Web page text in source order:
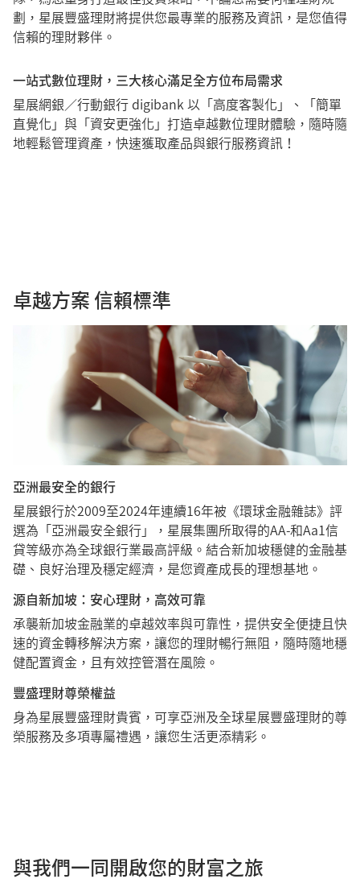
劃，星展豐盛理財將提供您最專業的服務及資訊，是您值得
信賴的理財夥伴。
一站式數位理財，三大核心滿足全方位布局需求​
星展網銀／行動銀行 digibank 以「高度客製化」、「簡單
直覺化」與「資安更強化」打造卓越數位理財體驗，隨時隨
地輕鬆管理資產，快速獲取產品與銀行服務資訊！
卓越方案 信賴標準
亞洲最安全的銀行
星展銀行於2009至2024年連續16年被《環球金融雜誌》評
選為「亞洲最安全銀行」，星展集團所取得的AA-和Aa1信
貸等級亦為全球銀行業最高評級。結合新加坡穩健的金融基
礎、良好治理及穩定經濟，是您資產成長的理想基地。
源自新加坡：安心理財，高效可靠
承襲新加坡金融業的卓越效率與可靠性，提供安全便捷且快
速的資金轉移解決方案，讓您的理財暢行無阻，隨時隨地穩
健配置資金，且有效控管潛在風險。
豐盛理財尊榮權益
身為星展豐盛理財貴賓，可享亞洲及全球星展豐盛理財的尊
榮服務及多項專屬禮遇，讓您生活更添精彩。
與我們一同開啟您的財富之旅